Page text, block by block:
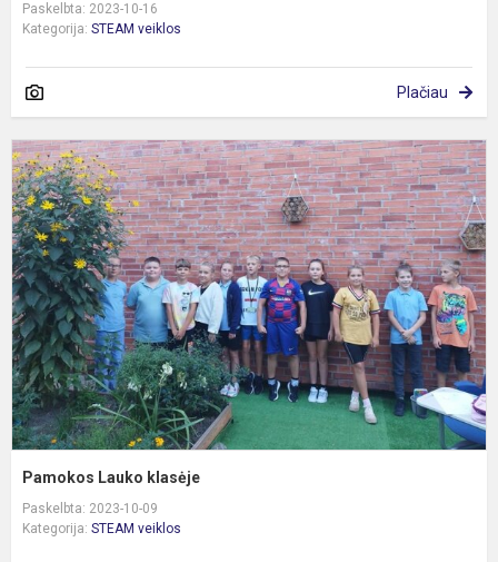
Paskelbta: 2023-10-16
Kategorija: STEAM veiklos
Plačiau
Pamokos Lauko klasėje
Paskelbta: 2023-10-09
Kategorija: STEAM veiklos